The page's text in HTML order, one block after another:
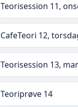
Teorisession 11,
CafeTeori 12,
Teorisession 13,
Teoriprøve 14